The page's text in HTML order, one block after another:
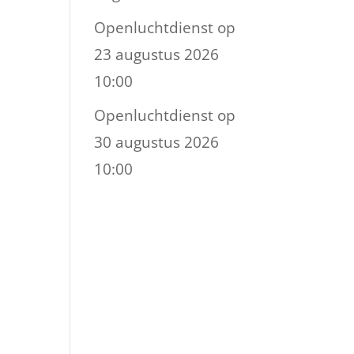
Openluchtdienst op
23 augustus 2026
10:00
Openluchtdienst op
30 augustus 2026
10:00